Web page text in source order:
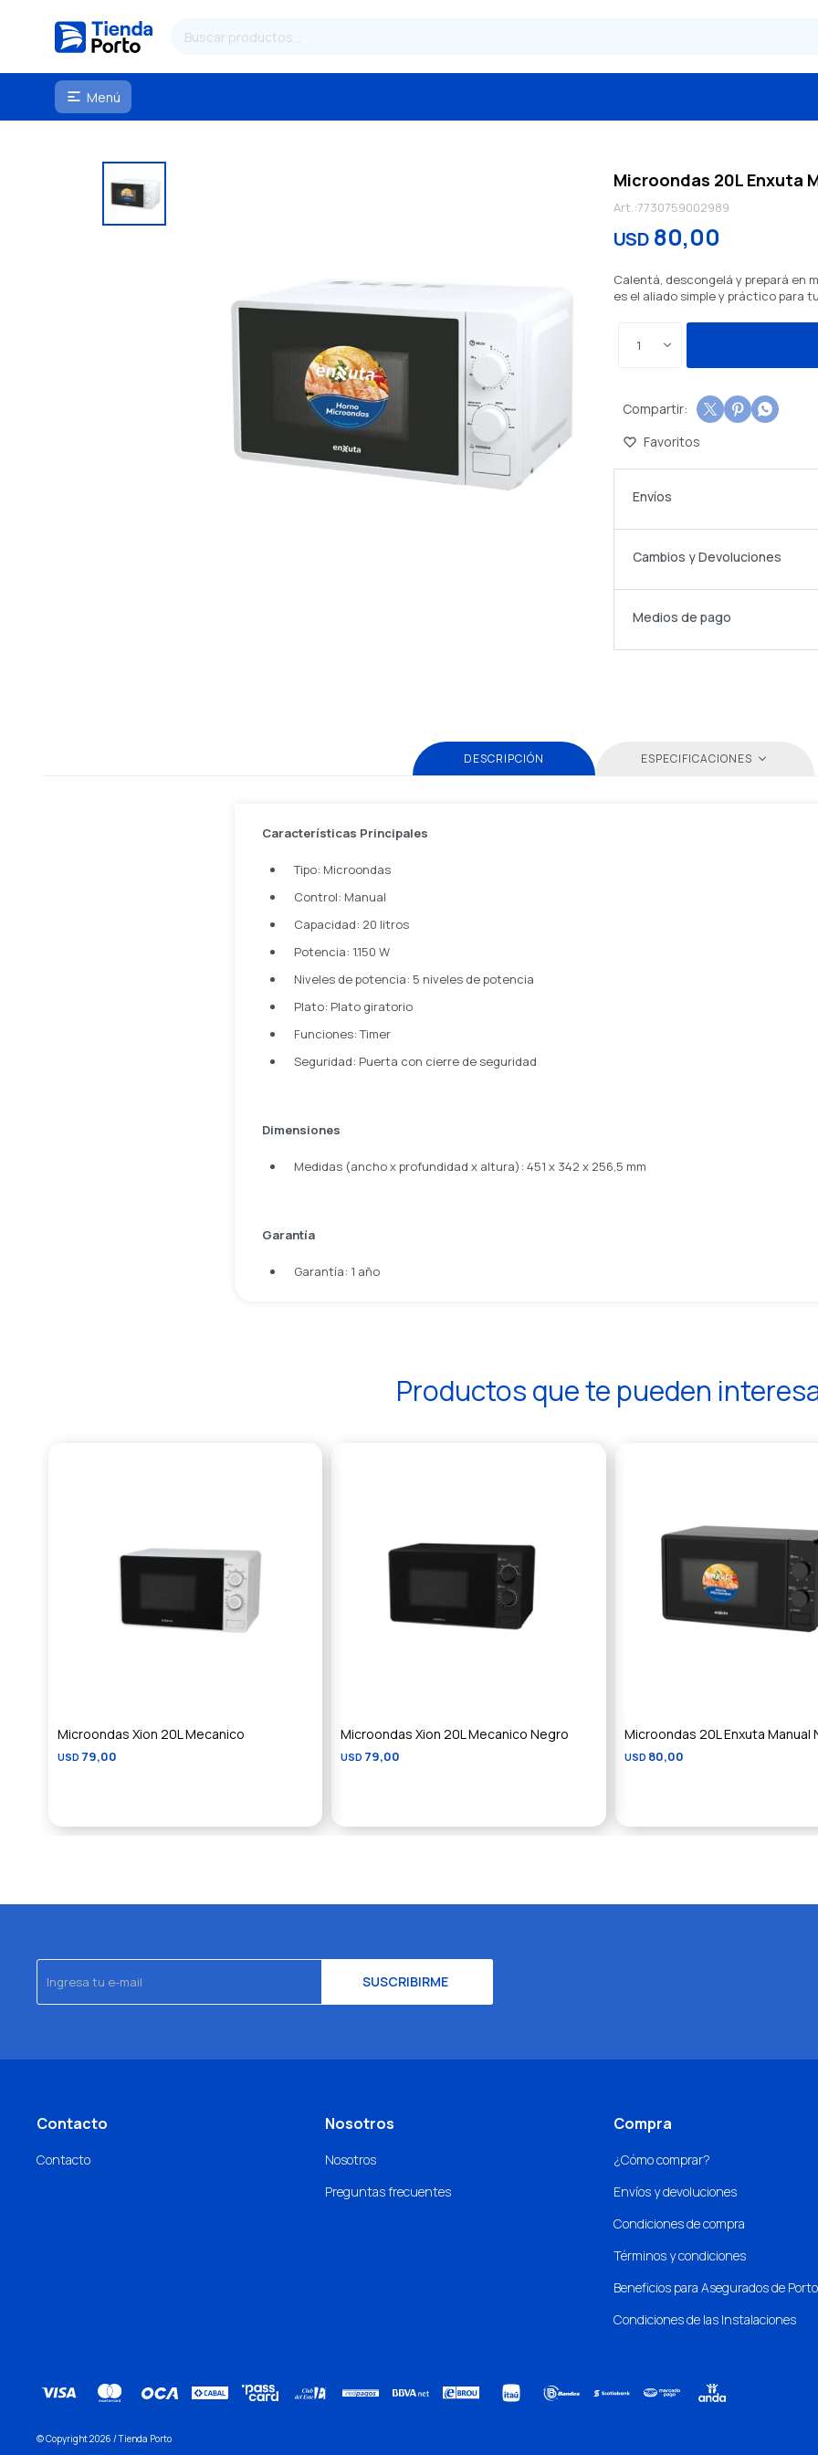
 Menú
Microondas 20L Enxuta
7730759002989
USD 80,00
Calentá, descongelá y prepará en
es el aliado simple y práctico para
1
  
Envíos
Cambios y Devoluciones
Medios de pago
DESCRIPCIÓN ESPECIFICACIONES
Características Principales
Tipo: Microondas
Control: Manual
Capacidad: 20 litros
Potencia: 1.150 W
Niveles de potencia: 5 niveles de potencia
Plato: Plato giratorio
Funciones: Timer
Seguridad: Puerta con cierre de seguridad
Dimensiones
Medidas (ancho x profundidad x altura): 451 x 342 x 256,5 mm
Garantía
Garantía: 1 año
Productos que te pueden
Microondas Xion 20L Mecanico
USD 79,00
Microondas Xion 20L Mecanico Negro
USD 79,00
Microondas 20L Enxuta Manual
USD 80,00
SUSCRIBIRME
Contacto
Contacto
Nosotros
Nosotros
Preguntas frecuentes
Compra
¿Cómo comprar?
Envíos y devoluciones
Condiciones de compra
Términos y condiciones
Beneficios para Asegurados de
Condiciones de las Instalaciones
© Copyright 2026 / Tienda Porto